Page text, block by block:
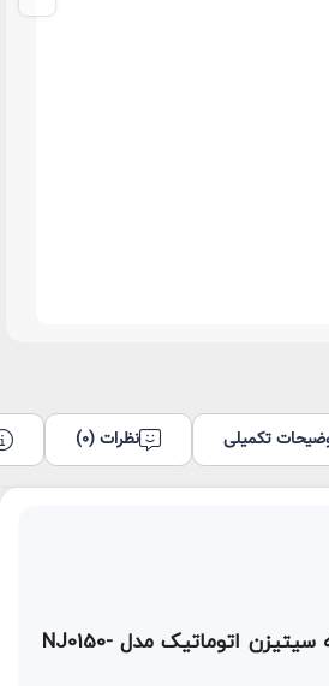
تکمیلی نظرات (0)
معرفی ساعت مردانه سیتیزن اتوماتیک مدل NJ0150-